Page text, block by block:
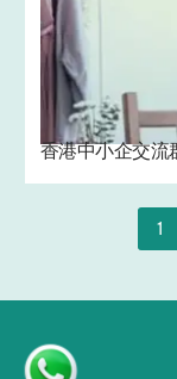
香港中小企交流
1